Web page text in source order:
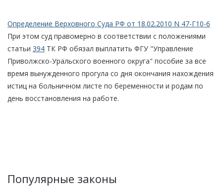
Определение Верховного Суда РФ от 18.02.2010 N 47-Г10-6
При этом суд правомерно в соответствии с положениями
статьи 394 ТК РФ обязал выплатить ФГУ "Управление
Приволжско-Уральского военного округа" пособие за все
время вынужденного прогула со дня окончания нахождения
истиц на больничном листе по беременности и родам по
день восстановления на работе.
Популярные законы